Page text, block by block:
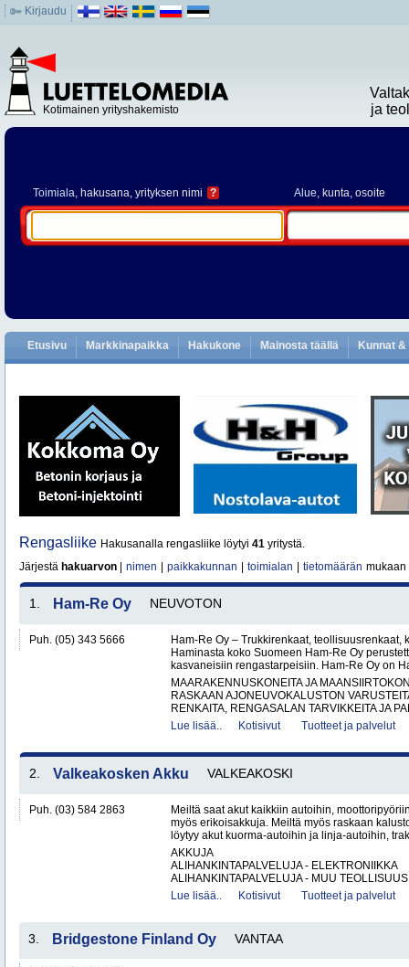
Kirjaudu
Kotimainen yrityshakemisto
ja
Toimiala, hakusana, yrityksen nimi ? Alue, kunta, osoite
Etusivu Markkinapaikka Hakukone Mainosta täällä Kunnat
Rengasliike Hakusanalla rengasliike löytyi 41 yritystä.
Järjestä hakuarvon nimen paikkakunnan toimialan tietomäärän mukaan
1. Ham-Re Oy NEUVOTON
Puh. (05) 343 5666
Ham-Re Oy – Trukkirenkaat, teollisuusrenkaat,
Haminasta koko Suomeen Ham-Re Oy
kasvaneisiin rengastarpeisiin. Ham-Re Oy on
MAARAKENNUSKONEITA JA
RASKAAN AJONEUVOKALUSTON
RENKAITA, RENGASALAN TARVIKKEITA JA
Lue lisää..
Kotisivut Tuotteet ja palvelut
2. Valkeakosken Akku VALKEAKOSKI
Puh. (03) 584 2863
Meiltä saat akut kaikkiin autoihin,
myös erikoisakkuja. Meiltä myös raskaan
löytyy akut kuorma-autoihin ja linja-autoihin,
AKKUJA
ALIHANKINTAPALVELUJA - ELEKTRONIIKKA
ALIHANKINTAPALVELUJA - MUU
Lue lisää..
Kotisivut Tuotteet ja palvelut
3. Bridgestone Finland Oy VANTAA